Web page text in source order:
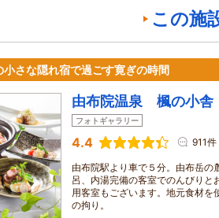
この施
さな隠れ宿で過ごす寛ぎの時間
由布院温泉 楓の小舎
フォトギャラリー
4.4 911件
由布院駅より車で５分。由布岳の
呂、内湯完備の客室でのんびりと
用客室もございます。地元食材を
の拘り。